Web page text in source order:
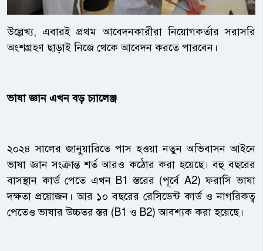
উল্লেখ্য, এবারই প্রথম আবেদনকারীরা নিয়োগকর্তার সরাসরি
অংশগ্রহণ ছাড়াই নিজে থেকে আবেদন করতে পারবেন।
ভাষা জ্ঞান এখন বড় চ্যালেঞ্জ
২০২৪ সালের জানুয়ারিতে পাস হওয়া নতুন অভিবাসন আইনে
ভাষা জ্ঞান সংক্রান্ত শর্ত আরও কঠোর করা হয়েছে। বহু বছরের
বাসস্থান কার্ড পেতে এখন B1 স্তরের (পূর্বে A2) ফরাসি ভাষা
দক্ষতা প্রয়োজন। আর ১০ বছরের রেসিডেন্ট কার্ড ও নাগরিকত্ব
পেতেও ভাষার উচ্চতর স্তর (B1 ও B2) আবশ্যক করা হয়েছে।